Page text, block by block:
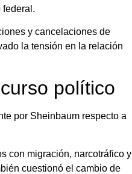
federal.
y cancelaciones de
la tensión en la relación
político
por Sheinbaum respecto a
con migración, narcotráfico y
cuestionó el cambio de